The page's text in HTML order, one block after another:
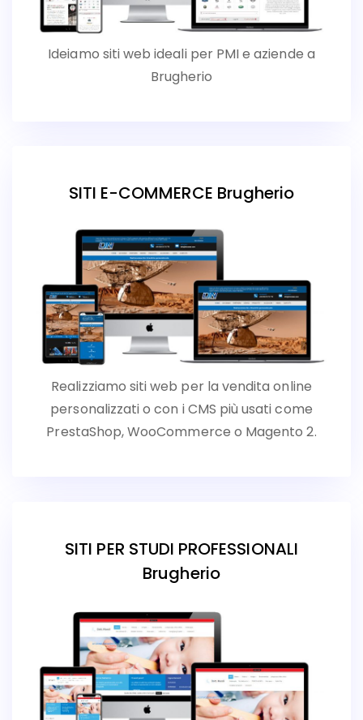
Ideiamo siti web ideali per PMI e aziende a
Brugherio
SITI E-COMMERCE Brugherio
Realizziamo siti web per la vendita online
personalizzati o con i CMS più usati come
PrestaShop, WooCommerce o Magento 2.
SITI PER STUDI PROFESSIONALI
Brugherio